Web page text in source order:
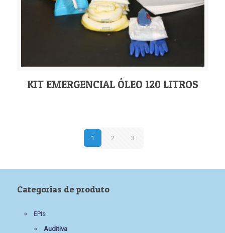
KIT EMERGENCIAL ÓLEO 120 LITROS
1 2 3
Categorias de produto
EPIs
Auditiva